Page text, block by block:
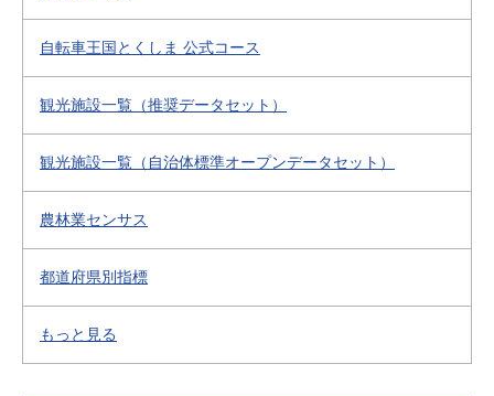
自転車王国とくしま 公式コース
観光施設一覧（推奨データセット）
観光施設一覧（自治体標準オープンデータセット）
農林業センサス
都道府県別指標
もっと見る